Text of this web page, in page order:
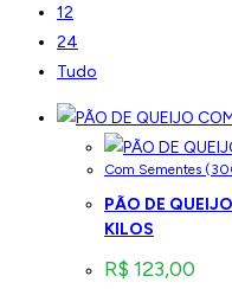
12
24
Tudo
Com Sementes
PÃO DE
KILOS
R$ 123,00